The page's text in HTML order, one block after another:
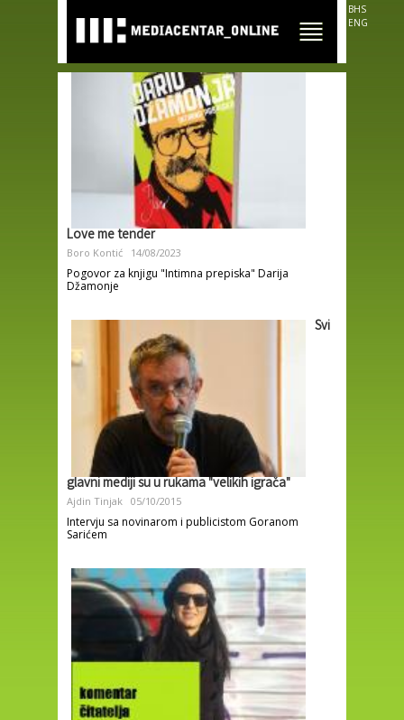
main
content
BHS
ENG
Love me tender
Boro Kontić 14/08/2023
Pogovor za knjigu "Intimna prepiska" Darija
Džamonje
Svi
glavni mediji su u rukama "velikih igrača"
Ajdin Tinjak 05/10/2015
Intervju sa novinarom i publicistom Goranom
Sarićem